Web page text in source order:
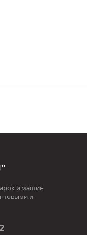
и машин
и